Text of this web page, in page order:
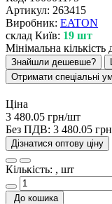
Артикул: 263415
Виробник: EATON
склад Київ: 19 шт
Мінімальна
Знайшли дешевше?
Отримати спеціальні
Ціна
3 480.05 грн/шт
Без ПДВ: 3 480.05 грн
Дізнатися оптову ціну
Кількість: , шт
До кошика